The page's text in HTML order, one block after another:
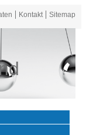
Kontakt Sitemap